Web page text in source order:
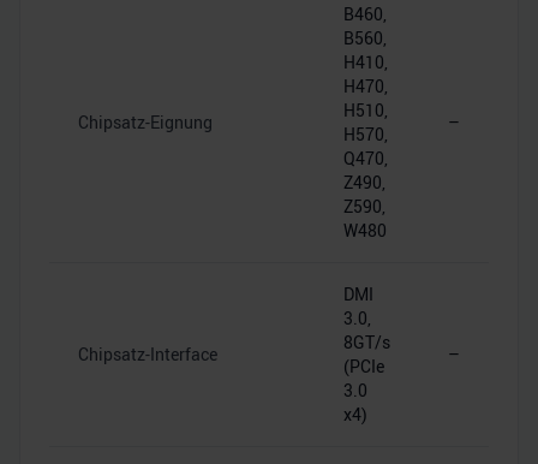
Chipsatz-Eignung
B460,
B560,
H410,
H470,
H510,
H570,
Q470,
Z490,
Z590,
W480
–
Chipsatz-Interface
DMI
3.0,
8GT/s
(PCIe
3.0
x4)
–